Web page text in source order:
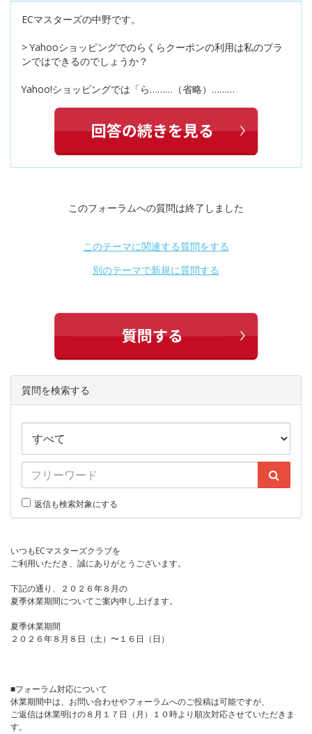
ECマスターズの中野です。
> Yahooショッピングでのらくらクーポンの利用は私のプラ
ンではできるのでしょうか？
Yahoo!ショッピングでは「ら………（省略）………
このフォーラムへの質問は終了しました
このテーマに関連する質問をする
別のテーマで新規に質問する
質問を検索する
返信も検索対象にする
いつもECマスターズクラブを
ご利用いただき、誠にありがとうございます。
下記の通り、２０２６年８月の
夏季休業期間についてご案内申し上げます。
夏季休業期間
２０２６年８月８日（土）〜１６日（日）
■フォーラム対応について
休業期間中は、お問い合わせやフォーラムへのご投稿は可能ですが、
ご返信は休業明けの８月１７日（月）１０時より順次対応させていただきま
す。